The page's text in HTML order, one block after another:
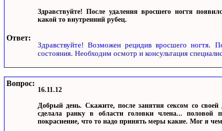
Здравствуйте! После удаления вросшего ногтя
какой то внутренний рубец.
Ответ:
Здравствуйте! Возможен рецидив вросшего ногтя.
состояния. Необходим осмотр и консультация
Вопрос:
16.11.12
Добрый день. Скажите, после занятия сексом со
сделала ранку в области головки члена... половой
покраснение, что то надо принять меры какие. Мог я